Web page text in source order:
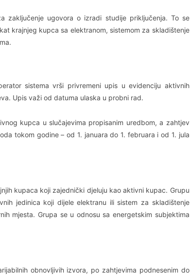
zaključenje ugovora o izradi studije priključenja. To se
krajnjeg kupca sa elektranom, sistemom za skladištenje
sistema vrši privremeni upis u evidenciju aktivnih
Upis važi od datuma ulaska u probni rad.
kupca u slučajevima propisanim uredbom, a zahtjev
tokom godine – od 1. januara do 1. februara i od 1. jula
kupaca koji zajednički djeluju kao aktivni kupac. Grupu
jedinica koji dijele elektranu ili sistem za skladištenje
mjesta. Grupa se u odnosu sa energetskim subjektima
obnovljivih izvora, po zahtjevima podnesenim do